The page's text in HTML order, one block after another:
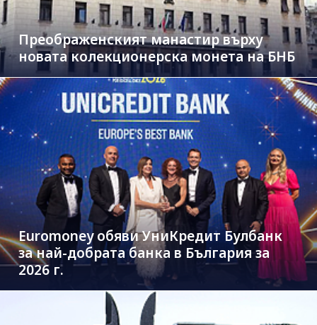
Преображенският манастир върху
новата колекционерска монета на БНБ
Euromoney обяви УниКредит Булбанк
за най-добрата банка в България за
2026 г.